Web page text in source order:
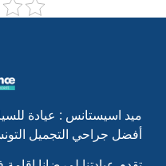
ميد اسيستانس : عيادة
أفضل جراحي التجميل